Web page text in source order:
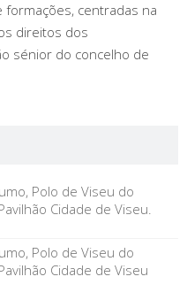
centradas na
direitos dos
sénior do concelho de
Polo de Viseu do
Cidade de Viseu.
Polo de Viseu do
Cidade de Viseu